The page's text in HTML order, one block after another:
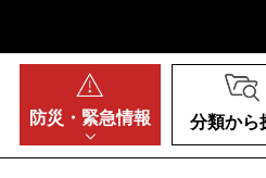
防災・ 緊急情報 分類から